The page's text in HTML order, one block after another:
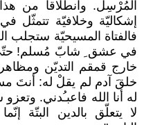
المُرْسِل. وانطلاقا من
إشكاليّة وخلافيّة
فالفتاة المسيحيّة ستجلب
في عشق ِ شابّ مُسلم! حتّى
خارج قمقم التديّن
خلقَ آدم لم يقلْ له: أنتَ
له أنا الله فاعبـُدني.
لا يتعلّق بالدين البتّة